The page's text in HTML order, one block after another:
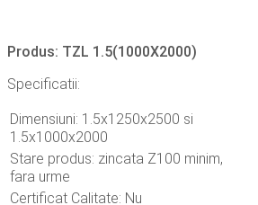
Produs: TZL 1.5(1000X2000)
Specificatii:
Dimensiuni: 1.5x1250x2500 si
1.5x1000x2000
Stare produs: zincata Z100 minim,
fara urme
Certificat Calitate: Nu